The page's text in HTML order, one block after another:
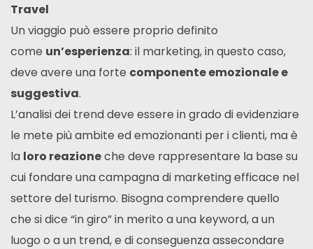
Travel
Un viaggio può essere proprio definito
come un’esperienza: il marketing, in questo caso,
deve avere una forte componente emozionale e
suggestiva.
L’analisi dei trend deve essere in grado di evidenziare
le mete più ambite ed emozionanti per i clienti, ma è
la loro reazioneche deve rappresentare la base su
cui fondare una campagna di marketing efficace nel
settore del turismo. Bisogna comprendere quello
che si dice “in giro” in merito a una keyword, a un
luogo o a un trend, e di conseguenza assecondare